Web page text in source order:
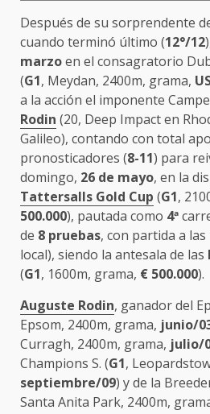
Después de su sorprendente
cuando terminó último (12°/12
marzoen el consagratorio
(G1, Meydan, 2400m, grama,
a la acción el imponente
Rodin (20, Deep Impact en
Galileo), contando con total
pronosticadores (8-11) para
domingo, 26 de mayo, en la
Tattersalls Gold Cup (G1,
500.000), pautada como 4ª
de 8 pruebas, con partida a las
local), siendo la antesala de las
(G1, 1600m, grama, € 500.000).
Auguste Rodin, ganador del
Epsom, 2400m, grama, junio/
Curragh, 2400m, grama, julio/
Champions S. (G1,
septiembre/09) y de la
Santa Anita Park, 2400m,